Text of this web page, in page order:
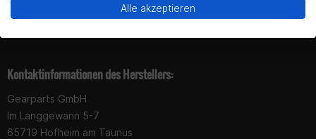
Produktsicherheit
Kontaktinformationen des Herstellers:
Gearparts GmbH
Im Langgewann 5-7
65719 Hofheim am Taunus
No thanks.
Alle akzeptieren